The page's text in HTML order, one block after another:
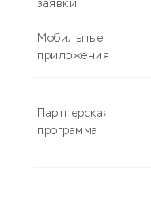
заявки
Мобильные
приложения
Партнерская
программа